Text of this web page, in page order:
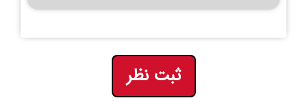
ثبت نظر